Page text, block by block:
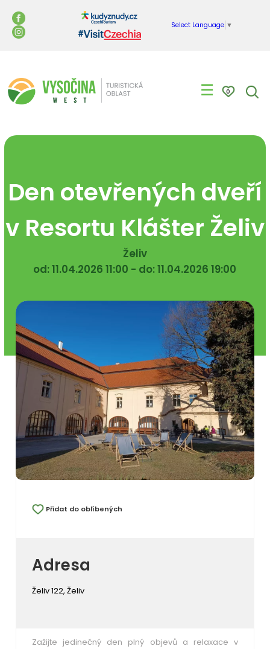
Select Language ▼
☰ 0
Den otevřených dveří
v Resortu Klášter Želiv
Želiv
od: 11.04.2026 11:00 - do: 11.04.2026 19:00
Přidat do oblíbených
Adresa
Želiv 122, Želiv
Zažijte jedinečný den plný objevů a relaxace v